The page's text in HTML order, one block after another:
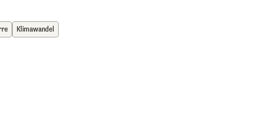
Klimawandel